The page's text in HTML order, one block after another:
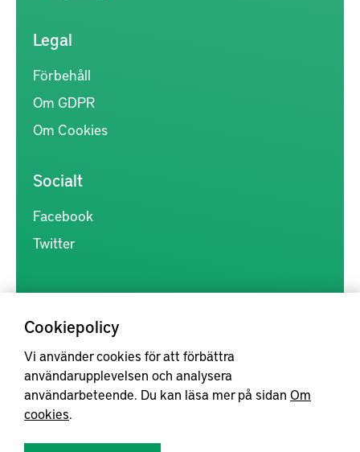
Cookiepolicy
Vi använder cookies för att förbättra
användarupplevelsen och analysera
användarbeteende. Du kan läsa mer på sidan Om
cookies.
Legal
Förbehåll
Om GDPR
Om Cookies
Socialt
Facebook
Twitter
Kunskapsförmedlingen är en samlingsplats för svensk forskning
inom produkt- och produktionsutveckling, med syftet att göra
forskningsresultat mer tillgängliga för industrin, samt att stärka
samverkan mellan högskolor, institut och näringsliv.